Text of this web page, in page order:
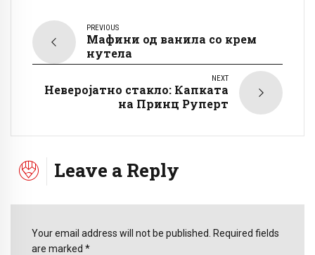
PREVIOUS
Мафини од ванила со крем
нутела
NEXT
Неверојатно стакло: Капката
на Принц Руперт
Leave a Reply
Your email address will not be published. Required fields
are marked *